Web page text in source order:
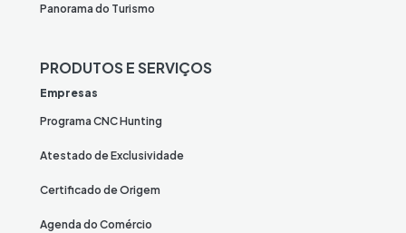
Panorama do Turismo
PRODUTOS E SERVIÇOS
Empresas
Programa CNC Hunting
Atestado de Exclusividade
Certificado de Origem
Agenda do Comércio